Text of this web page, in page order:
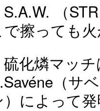
S.A.W. （
で擦っても
硫化燐マッチ
（サ
）によって